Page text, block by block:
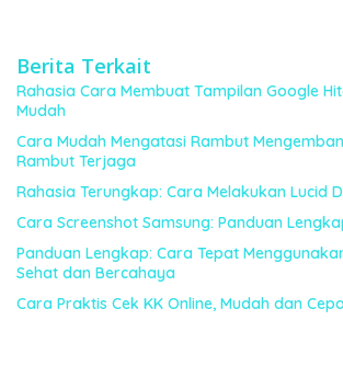
Berita Terkait
Rahasia Cara Membuat Tampilan Google
Mudah
Cara Mudah Mengatasi Rambut
Rambut Terjaga
Rahasia Terungkap: Cara Melakukan Lucid
Cara Screenshot Samsung: Panduan
Panduan Lengkap: Cara Tepat
Sehat dan Bercahaya
Cara Praktis Cek KK Online, Mudah dan